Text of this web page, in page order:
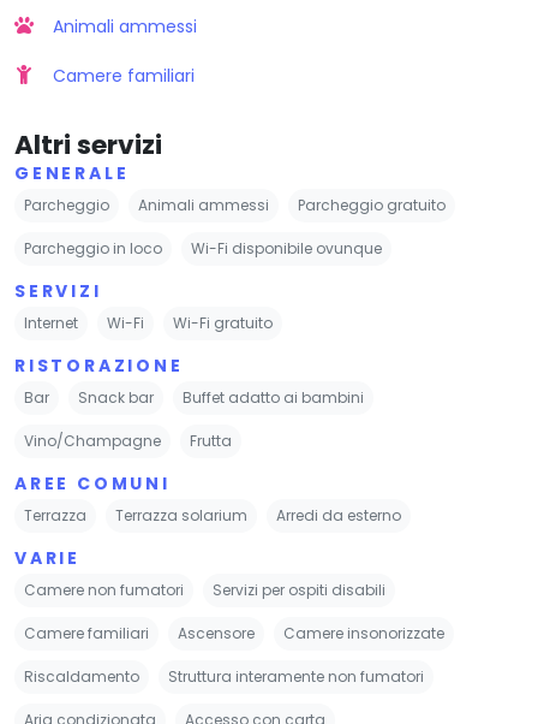
Animali ammessi
Camere familiari
Altri servizi
GENERALE
Parcheggio Animali ammessi Parcheggio gratuito
Parcheggio in loco Wi-Fi disponibile ovunque
SERVIZI
Internet Wi-Fi Wi-Fi gratuito
RISTORAZIONE
Bar Snack bar Buffet adatto ai bambini
Vino/Champagne Frutta
AREE COMUNI
Terrazza Terrazza solarium Arredi da esterno
VARIE
Camere non fumatori Servizi per ospiti disabili
Camere familiari Ascensore Camere insonorizzate
Riscaldamento Struttura interamente non fumatori
Aria condizionata Accesso con carta